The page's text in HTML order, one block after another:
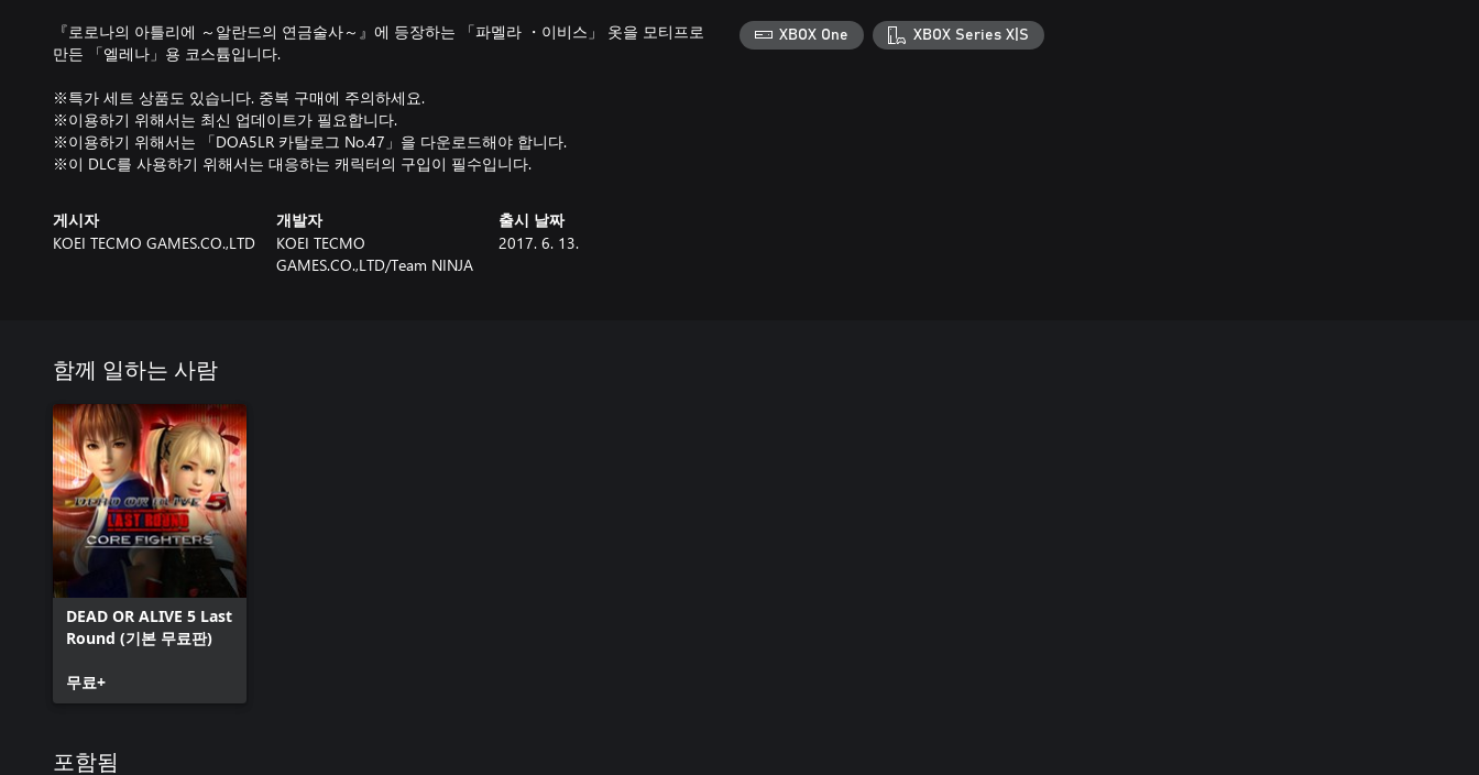
『로로나의 아틀리에 ～알란드의 연금술사～』에 등장하는 「파멜라 ・이비스」 옷을 모티프로
만든 「엘레나」용 코스튬입니다.
※특가 세트 상품도 있습니다. 중복 구매에 주의하세요.
※이용하기 위해서는 최신 업데이트가 필요합니다.
※이용하기 위해서는 「DOA5LR 카탈로그 No.47」을 다운로드해야 합니다.
※이 DLC를 사용하기 위해서는 대응하는 캐릭터의 구입이 필수입니다.
게시자
KOEI TECMO GAMES.CO.,LTD
개발자
KOEI TECMO
GAMES.CO.,LTD/Team NINJA
출시 날짜
2017. 6. 13.
XBOX One XBOX Series X|S
함께 일하는 사람
DEAD OR ALIVE 5 Last
Round (기본 무료판)
무료+
포함됨